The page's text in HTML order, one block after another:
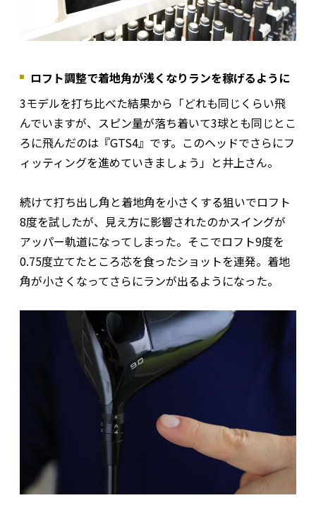
ロフト調整で着地角が浅くなりランを稼げるように
3モデルを打ち比べた結果から「どれも同じくらい飛
んでいますが、スピン量が落ち着いて3球とも同じとこ
ろに飛んだのは『GTS4』です。このヘッドでさらにフ
ィッティングを進めていきましょう」と井上さん。
続けて打ち出し角と着地角を小さくする狙いでロフト
8度を試したが、見え方に影響されたのかスイングが
アッパー軌道になってしまった。そこでロフト9度を
0.75度立てたところ芯を食ったショットを連発。着地
角が小さくなってさらにランが出るようになった。